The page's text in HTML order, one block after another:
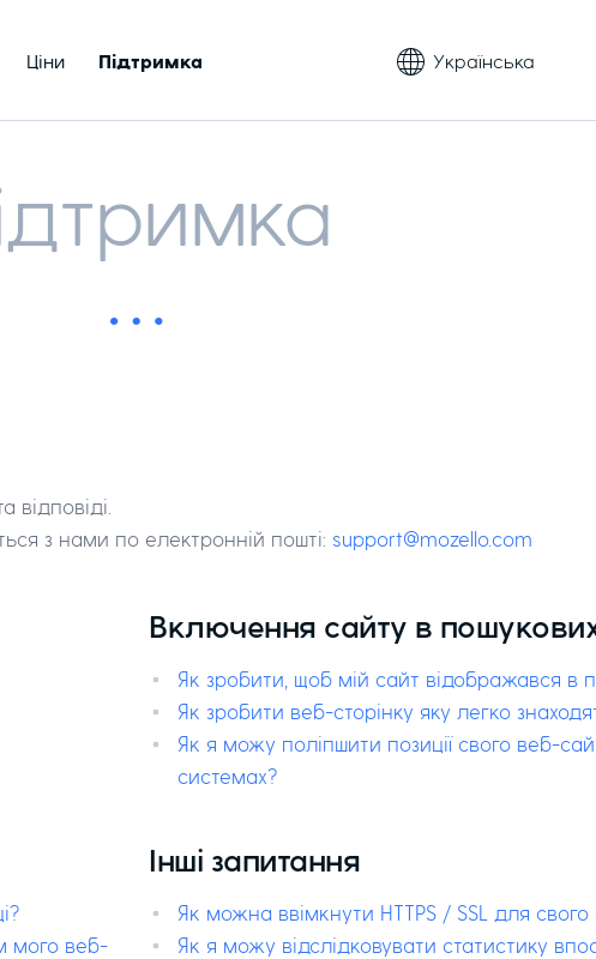
Ціни Підтримка Українська
з нами по електронній пошті: support@mozello.com
мого веб-
Включення сайту в
Як зробити, щоб мій сайт відображався в
Як зробити веб-сторінку яку легко
Як я можу поліпшити позиції свого веб-
системах?
Інші запитання
Як можна ввімкнути HTTPS / SSL для
Як я можу відслідковувати статистику